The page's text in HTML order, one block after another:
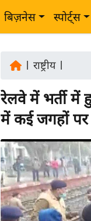
बिज़नेस स्पोर्ट्स
राष्ट्रीय|
रेलवे में भर्ती में
में कई जगहों पर